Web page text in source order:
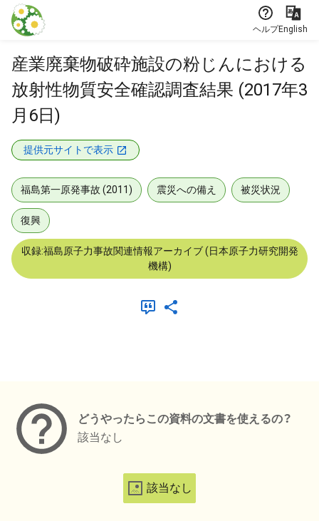
本文に飛ぶ
ヘルプEnglish
産業廃棄物破砕施設の粉じんにおける
放射性物質安全確認調査結果 (2017年3
月6日)
提供元サイトで表示
福島第一原発事故 (2011) 震災への備え 被災状況
復興
収録:福島原子力事故関連情報アーカイブ (日本原子力研究開発
機構)
どうやったらこの資料の文書を使えるの？
該当なし
該当なし